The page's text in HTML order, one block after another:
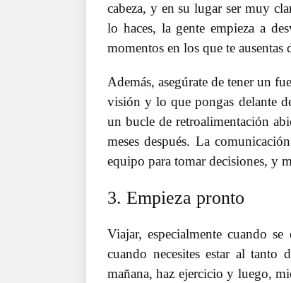
cabeza, y en su lugar ser muy
lo haces, la gente empieza a
momentos en los que te ausentas
Además, asegúrate de tener un
visión y lo que pongas delante
un bucle de retroalimentación
meses después. La
equipo para tomar decisiones, y
3. Empieza pronto
Viajar, especialmente cuando
cuando necesites estar al tanto
mañana, haz ejercicio y luego,